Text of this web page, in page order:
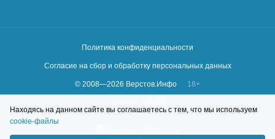
Политика конфиденциальности
Согласие на сбор и обработку персональных данных
© 2008—2026 Верстов.Инфо
18+
Находясь на данном сайте вы соглашаетесь с тем, что мы используем
cookie-файлы